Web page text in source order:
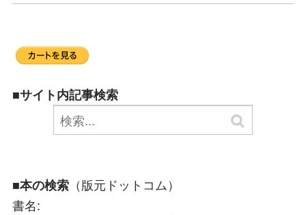
■サイト内記事検索
■本の検索 （版元ドットコム）
書名: